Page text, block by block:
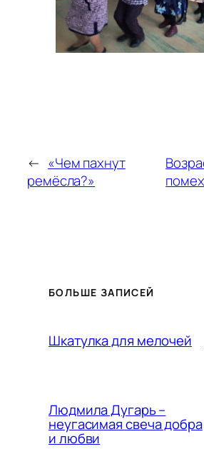
← «Чем пахнут
ремёсла?»
БОЛЬШЕ ЗАПИСЕЙ
Шкатулка для мелочей
Людмила Дугарь –
неугасимая свеча добра
и любви